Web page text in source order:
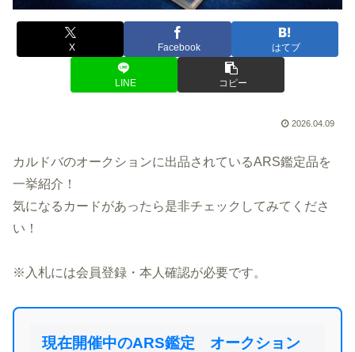
X Facebook はてブ
LINE コピー
2026.04.09
カルドバのオークションに出品されているARS鑑定品を
一挙紹介！
気になるカードがあったら是非チェックしてみてくださ
い！
※入札には会員登録・本人確認が必要です。
現在開催中のARS鑑定 オークション